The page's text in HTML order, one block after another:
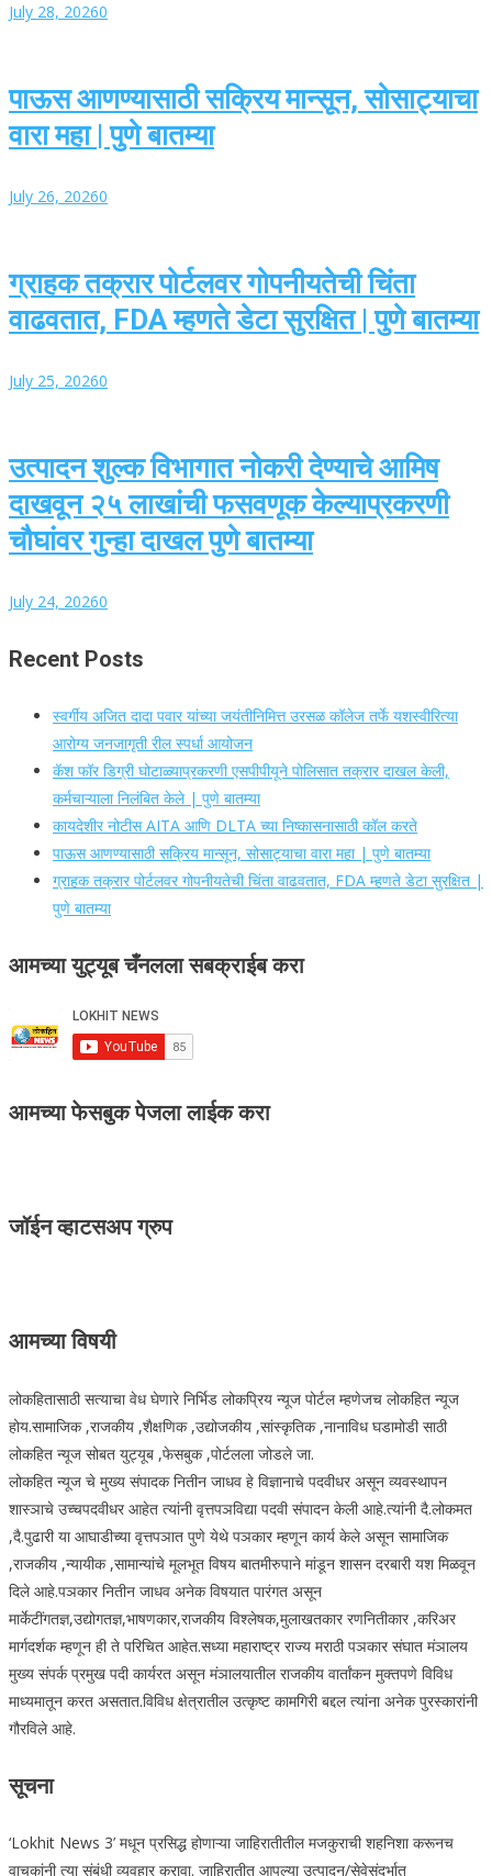
July 28, 20260
पाऊस आणण्यासाठी सक्रिय मान्सून, सोसाट्याचा
वारा महा | पुणे बातम्या
July 26, 20260
ग्राहक तक्रार पोर्टलवर गोपनीयतेची चिंता
वाढवतात, FDA म्हणते डेटा सुरक्षित | पुणे बातम्या
July 25, 20260
उत्पादन शुल्क विभागात नोकरी देण्याचे आमिष
दाखवून २५ लाखांची फसवणूक केल्याप्रकरणी
चौघांवर गुन्हा दाखल पुणे बातम्या
July 24, 20260
Recent Posts
स्वर्गीय अजित दादा पवार यांच्या जयंतीनिमित्त उरसळ कॉलेज तर्फे यशस्वीरित्या
आरोग्य जनजागृती रील स्पर्धा आयोजन
कॅश फॉर डिग्री घोटाळ्याप्रकरणी एसपीपीयूने पोलिसात तक्रार दाखल केली,
कर्मचाऱ्याला निलंबित केले | पुणे बातम्या
कायदेशीर नोटीस AITA आणि DLTA च्या निष्कासनासाठी कॉल करते
पाऊस आणण्यासाठी सक्रिय मान्सून, सोसाट्याचा वारा महा | पुणे बातम्या
ग्राहक तक्रार पोर्टलवर गोपनीयतेची चिंता वाढवतात, FDA म्हणते डेटा सुरक्षित |
पुणे बातम्या
आमच्या युट्यूब चँनलला सबक्राईब करा
आमच्या फेसबुक पेजला लाईक करा
जॉईन व्हाटसअप ग्रुप
आमच्या विषयी
लोकहितासाठी सत्याचा वेध घेणारे निर्भिड लोकप्रिय न्यूज पोर्टल म्हणेजच लोकहित न्यूज
होय.सामाजिक ,राजकीय ,शैक्षणिक ,उद्योजकीय ,सांस्कृतिक ,नानाविध घडामोडी साठी
लोकहित न्यूज सोबत युट्यूब ,फेसबुक ,पोर्टलला जोडले जा.
लोकहित न्यूज चे मुख्य संपादक नितीन जाधव हे विज्ञानाचे पदवीधर असून व्यवस्थापन
शास्ञाचे उच्चपदवीधर आहेत त्यांनी वृत्तपञविद्या पदवी संपादन केली आहे.त्यांनी दै.लोकमत
,दै.पुढारी या आघाडीच्या वृत्तपञात पुणे येथे पञकार म्हणून कार्य केले असून सामाजिक
,राजकीय ,न्यायीक ,सामान्यांचे मूलभूत विषय बातमीरुपाने मांडून शासन दरबारी यश मिळवून
दिले आहे.पञकार नितीन जाधव अनेक विषयात पारंगत असून
मार्केटींगतज्ञ,उद्योगतज्ञ,भाषणकार,राजकीय विश्लेषक,मुलाखतकार रणनितीकार ,करिअर
मार्गदर्शक म्हणून ही ते परिचित आहेत.सध्या महाराष्ट्र राज्य मराठी पञकार संघात मंञालय
मुख्य संपर्क प्रमुख पदी कार्यरत असून मंञालयातील राजकीय वार्तांकन मुक्तपणे विविध
माध्यमातून करत असतात.विविध क्षेत्रातील उत्कृष्ट कामगिरी बद्दल त्यांना अनेक पुरस्कारांनी
गौरविले आहे.
सूचना
‘Lokhit News 3’ मधून प्रसिद्ध होणाऱ्या जाहिरातीतील मजकुराची शहनिशा करूनच
वाचकांनी त्या संबंधी व्यवहार करावा. जाहिरातीत आपल्या उत्पादन/सेवेसंदर्भात